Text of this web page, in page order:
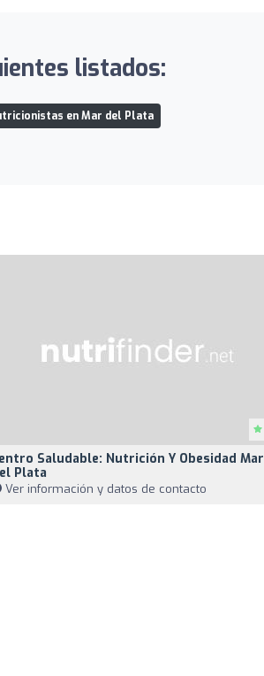
listados:
en Mar del Plata
Saludable: Nutrición Y Obesidad Mar
Plata
Ver información y datos de contacto